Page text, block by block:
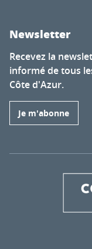
Newsletter
Recevez la
informé de tous
Côte d'Azur.
Je m'abonne